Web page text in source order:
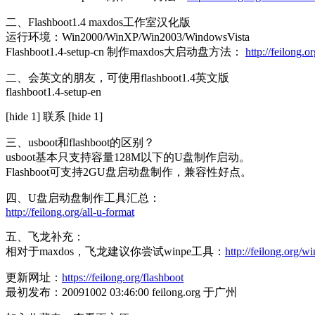
二、Flashboot1.4 maxdos工作室汉化版
运行环境：Win2000/WinXP/Win2003/WindowsVista
Flashboot1.4-setup-cn 制作maxdos大启动盘方法： http://
二、会英文的朋友，可使用flashboot1.4英文版
flashboot1.4-setup-en
[hide 1] 联系 [hide 1]
三、usboot和flashboot的区别？
usboot基本只支持容量128M以下的U盘制作启动。
Flashboot可支持2GU盘启动盘制作，兼容性好点。
四、U盘启动盘制作工具汇总：
http://feilong.org/all-u-format
五、飞龙补充：
相对于maxdos，飞龙建议你尝试winpe工具： http://feilong.org/
更新网址： https://feilong.org/flashboot
最初发布：20091002 03:46:00 feilong.org 于广州